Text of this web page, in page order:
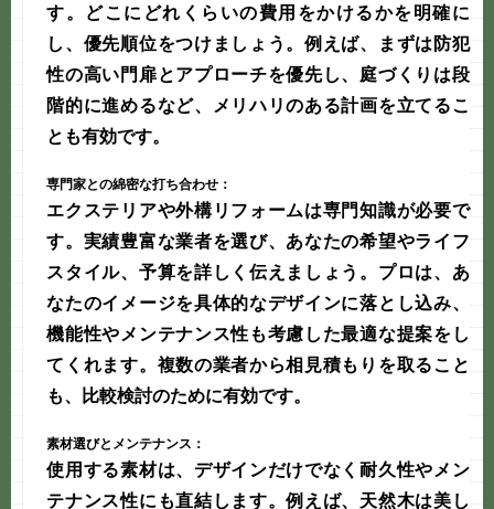
す。どこにどれくらいの費用をかけるかを明確に
し、優先順位をつけましょう。例えば、まずは防犯
性の高い門扉とアプローチを優先し、庭づくりは段
階的に進めるなど、メリハリのある計画を立てるこ
とも有効です。
専門家との綿密な打ち合わせ：
エクステリアや外構リフォームは専門知識が必要で
す。実績豊富な業者を選び、あなたの希望やライフ
スタイル、予算を詳しく伝えましょう。プロは、あ
なたのイメージを具体的なデザインに落とし込み、
機能性やメンテナンス性も考慮した最適な提案をし
てくれます。複数の業者から相見積もりを取ること
も、比較検討のために有効です。
素材選びとメンテナンス：
使用する素材は、デザインだけでなく耐久性やメン
テナンス性にも直結します。例えば、天然木は美し